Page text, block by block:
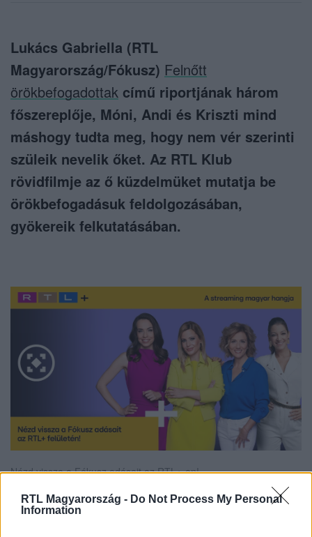
RTL Magyarország - Do Not Process My Personal
Information
Lukács Gabriella (RTL
Magyarország/Fókusz) Felnőtt
örökbefogadottak című riportjának három
főszereplője, Móni, Andi és Kriszti mind
máshogy tudta meg, hogy nem vér szerinti
szüleik nevelik őket. Az RTL Klub
rövidfilmje az ő küzdelmüket mutatja be
örökbefogadásuk feldolgozásában,
gyökereik felkutatásában.
Nézd vissza a Fókusz adásait az RTL+-on!